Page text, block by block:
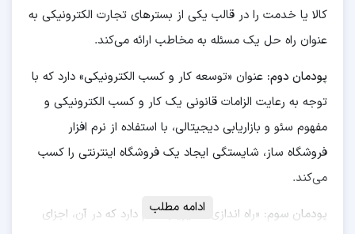
کالا یا خدمت را در قالب یکی از بسترهای تجارت الکترونیکی به
عنوان راه حل یک مسئله به مخاطب ارائه می‌کند.
پودمان دوم: عنوان «توسعه کار و کسب الکترونیکی» دارد که با
توجه به رعایت الزامات قانونی یک کار و کسب الکترونیکی و
مفهوم سئو و بازاریابی دیجیتالی، با استفاده از نرم افزار
فروشگاه ساز، شایستگی ایجاد یک فروشگاه اینترنتی را کسب
می‌کند.
پودمان سوم: «راه اندازی مسیریاب» نام دارد که در آن، اجزای
ادامه مطلب